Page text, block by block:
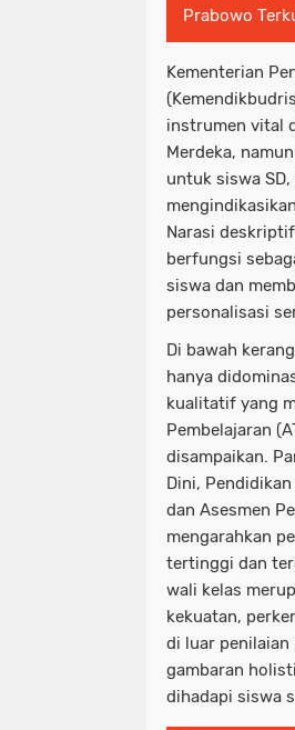
Prabowo
Kementerian
instrumen vital
Merdeka,
untuk siswa
Narasi
berfungsi
siswa dan
personalisasi
Di bawah
hanya
kualitatif yang
Pembelajaran
disampaikan.
Dini,
dan Asesmen
mengarahkan
tertinggi dan
wali kelas
kekuatan,
di luar penilaian
gambaran
dihadapi siswa